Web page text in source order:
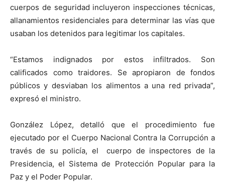
cuerpos de seguridad incluyeron inspecciones técnicas,
allanamientos residenciales para determinar las vías que
usaban los detenidos para legitimar los capitales.
“Estamos indignados por estos infiltrados. Son
calificados como traidores. Se apropiaron de fondos
públicos y desviaban los alimentos a una red privada”,
expresó el ministro.
González López, detalló que el procedimiento fue
ejecutado por el Cuerpo Nacional Contra la Corrupción a
través de su policía, el cuerpo de inspectores de la
Presidencia, el Sistema de Protección Popular para la
Paz y el Poder Popular.